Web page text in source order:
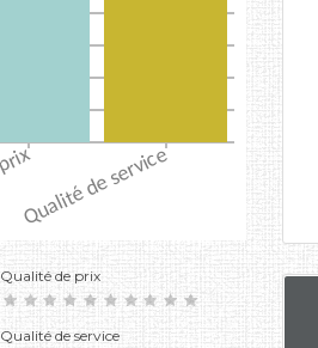
Qualité de prix
Qualité de service